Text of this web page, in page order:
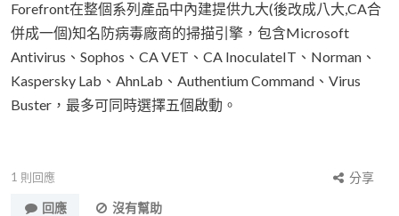
Forefront在整個系列產品中內建提供九大(後改成八大,CA合
併成一個)知名防病毒廠商的掃描引擎，包含Microsoft
Antivirus、Sophos、CA VET、CA InoculateIT、Norman、
Kaspersky Lab、AhnLab、Authentium Command、Virus
Buster，最多可同時選擇五個啟動。
1 則回應
分享
回應
沒有幫助